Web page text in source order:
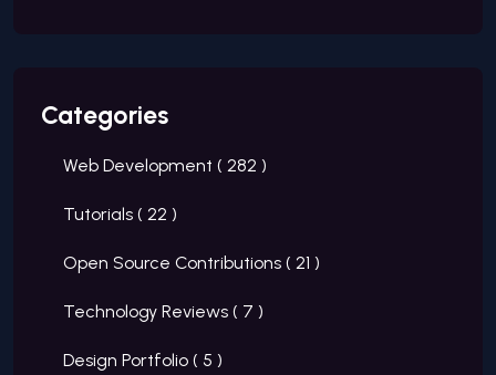
Categories
Web Development ( 282 )
Tutorials ( 22 )
Open Source Contributions ( 21 )
Technology Reviews ( 7 )
Design Portfolio ( 5 )